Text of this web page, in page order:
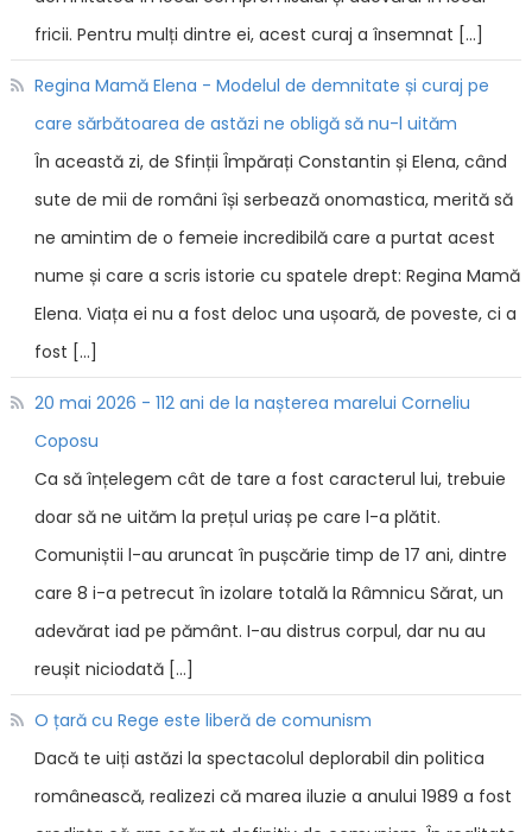
fricii. Pentru mulți dintre ei, acest curaj a însemnat […]
Regina Mamă Elena - Modelul de demnitate și curaj pe
care sărbătoarea de astăzi ne obligă să nu-l uităm
În această zi, de Sfinții Împărați Constantin și Elena, când
sute de mii de români își serbează onomastica, merită să
ne amintim de o femeie incredibilă care a purtat acest
nume și care a scris istorie cu spatele drept: Regina Mamă
Elena. Viața ei nu a fost deloc una ușoară, de poveste, ci a
fost […]
20 mai 2026 - 112 ani de la nașterea marelui Corneliu
Coposu
Ca să înțelegem cât de tare a fost caracterul lui, trebuie
doar să ne uităm la prețul uriaș pe care l-a plătit.
Comuniștii l-au aruncat în pușcărie timp de 17 ani, dintre
care 8 i-a petrecut în izolare totală la Râmnicu Sărat, un
adevărat iad pe pământ. I-au distrus corpul, dar nu au
reușit niciodată […]
O țară cu Rege este liberă de comunism
Dacă te uiți astăzi la spectacolul deplorabil din politica
românească, realizezi că marea iluzie a anului 1989 a fost